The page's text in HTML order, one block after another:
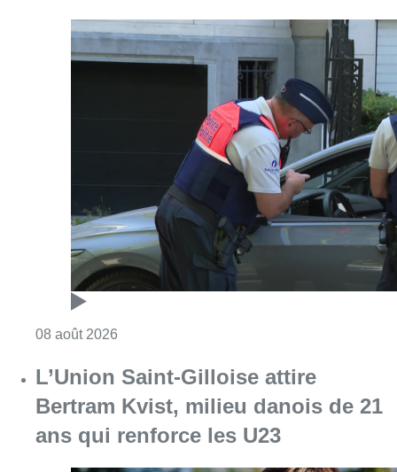
08 août 2026
L’Union Saint-Gilloise attire
Bertram Kvist, milieu danois de 21
ans qui renforce les U23